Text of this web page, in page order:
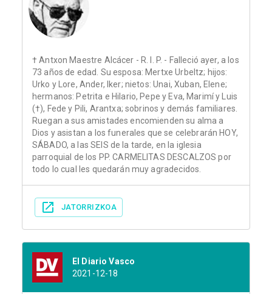
† Antxon Maestre Alcácer - R. I. P. - Falleció ayer, a los
73 años de edad. Su esposa: Mertxe Urbeltz; hijos:
Urko y Lore, Ander, Iker; nietos: Unai, Xuban, Elene;
hermanos: Petrita e Hilario, Pepe y Eva, Marimí y Luis
(†), Fede y Pili, Arantxa; sobrinos y demás familiares.
Ruegan a sus amistades encomienden su alma a
Dios y asistan a los funerales que se celebrarán HOY,
SÁBADO, a las SEIS de la tarde, en la iglesia
parroquial de los PP. CARMELITAS DESCALZOS por
todo lo cual les quedarán muy agradecidos.
JATORRIZKOA
El Diario Vasco
2021-12-18